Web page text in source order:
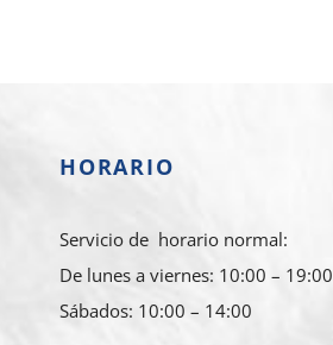
HORARIO
Servicio de horario normal:
De lunes a viernes: 10:00 – 19:00
Sábados: 10:00 – 14:00